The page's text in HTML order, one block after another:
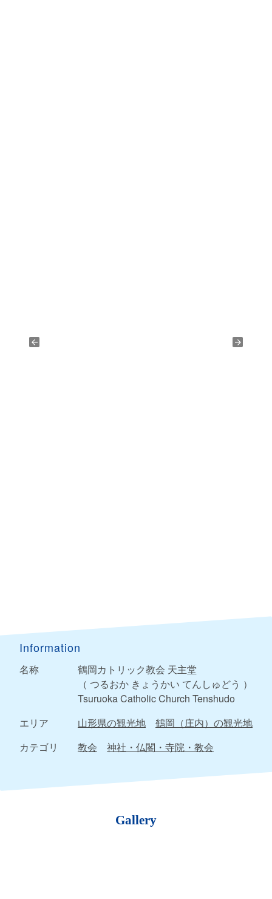
Information
名称
鶴岡カトリック教会 天主堂
（ つるおか きょうかい てんしゅどう ）
Tsuruoka Catholic Church Tenshudo
エリア
山形県の観光地
鶴岡（庄内）の観光地
カテゴリ
教会 神社・仏閣・寺院・教会
Gallery